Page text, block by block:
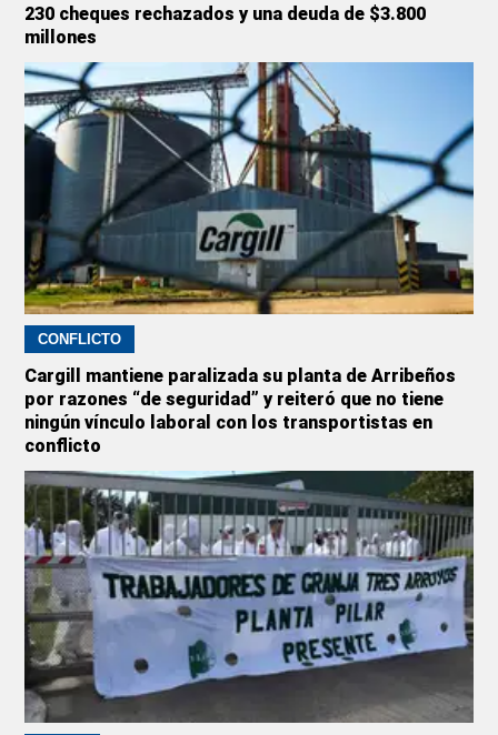
230 cheques rechazados y una deuda de $3.800
millones
CONFLICTO
Cargill mantiene paralizada su planta de Arribeños
por razones “de seguridad” y reiteró que no tiene
ningún vínculo laboral con los transportistas en
conflicto